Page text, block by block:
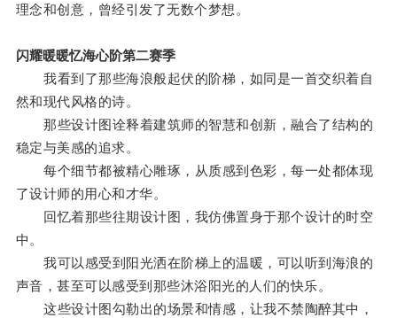
理念和创意，曾经引发了无数个梦想。
闪耀暖暖忆海心阶第二赛季
我看到了那些海浪般起伏的阶梯，如同是一首交织着自
然和现代风格的诗。
那些设计图诠释着建筑师的智慧和创新，融合了结构的
稳定与美感的追求。
每个细节都被精心雕琢，从质感到色彩，每一处都体现
了设计师的用心和才华。
回忆着那些往期设计图，我仿佛置身于那个设计的时空
中。
我可以感受到阳光洒在阶梯上的温暖，可以听到海浪的
声音，甚至可以感受到那些沐浴阳光的人们的快乐。
这些设计图勾勒出的场景和情感，让我不禁陶醉其中，